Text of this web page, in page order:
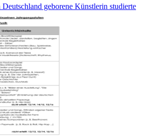
geborene Künstlerin studierte